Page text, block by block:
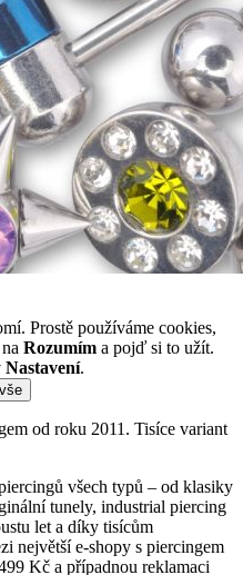
Prostě používáme cookies,
Rozumím a pojď si to užít.
Nastavení.
od roku 2011. Tisíce variant
všech typů – od klasiky
tunely, industrial piercing
let a díky tisícům
největší e-shopy s piercingem
Kč a případnou reklamaci